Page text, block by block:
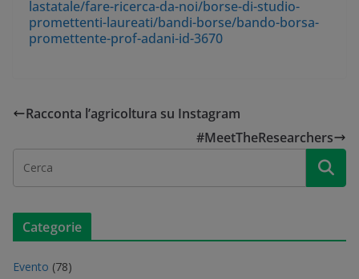
lastatale/fare-ricerca-da-noi/borse-di-studio-
promettenti-laureati/bandi-borse/bando-borsa-
promettente-prof-adani-id-3670
Racconta l’agricoltura su Instagram
#MeetTheResearchers
Categorie
Evento (78)